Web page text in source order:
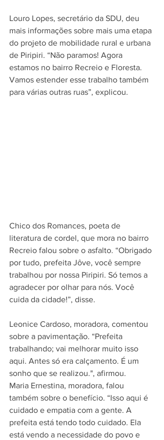
Louro Lopes, secretário da SDU, deu
mais informações sobre mais uma etapa
do projeto de mobilidade rural e urbana
de Piripiri. “Não paramos! Agora
estamos no bairro Recreio e Floresta.
Vamos estender esse trabalho também
para várias outras ruas”, explicou.
Chico dos Romances, poeta de
literatura de cordel, que mora no bairro
Recreio falou sobre o asfalto. “Obrigado
por tudo, prefeita Jôve, você sempre
trabalhou por nossa Piripiri. Só temos a
agradecer por olhar para nós. Você
cuida da cidade!”, disse.
Leonice Cardoso, moradora, comentou
sobre a pavimentação. “Prefeita
trabalhando; vai melhorar muito isso
aqui. Antes só era calçamento. É um
sonho que se realizou.", afirmou.
Maria Ernestina, moradora, falou
também sobre o benefício. “Isso aqui é
cuidado e empatia com a gente. A
prefeita está tendo todo cuidado. Ela
está vendo a necessidade do povo e